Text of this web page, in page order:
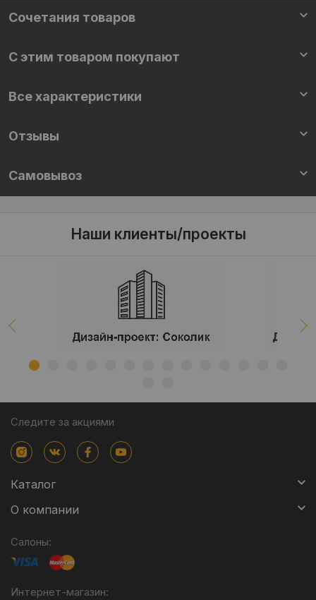
Cочетания товаров
С этим товаром покупают
Все характеристики
Отзывы
Самовывоз
Наши клиенты/проекты
Следите за акциями
Каталог
О компании
Салоны:
Интернет-магазин: